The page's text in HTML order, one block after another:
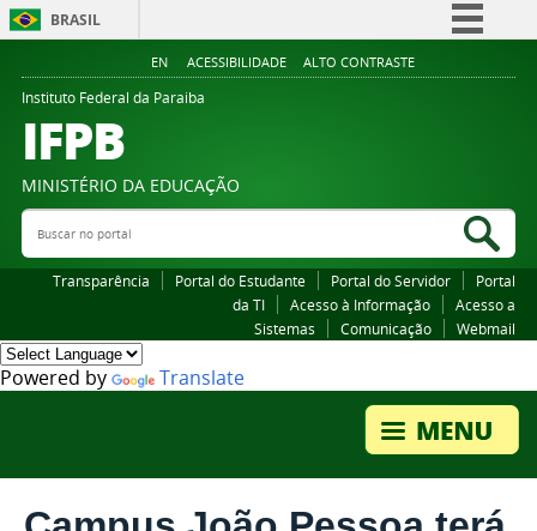
BRASIL
Simplifique!
Legislação
EN ACESSIBILIDADE ALTO CONTRASTE
Instituto Federal da Paraiba
IFPB
MINISTÉRIO DA EDUCAÇÃO
Buscar no portal
Transparência Portal do Estudante Portal do Servidor
Portal
da TI
Acesso à Informação
Acesso a
Sistemas
Comunicação Webmail
Powered by Translate